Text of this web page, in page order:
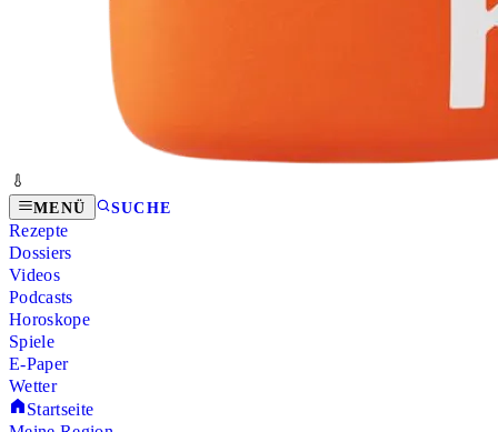
MENÜ SUCHE
Rezepte
Dossiers
Videos
Podcasts
Horoskope
Spiele
E-Paper
Wetter
Startseite